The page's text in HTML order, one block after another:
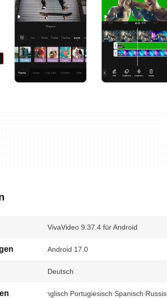
VivaVideo 9.37.4 für Android
Android 17.0
Deutsch
Englisch Portugiesisch Spanisch